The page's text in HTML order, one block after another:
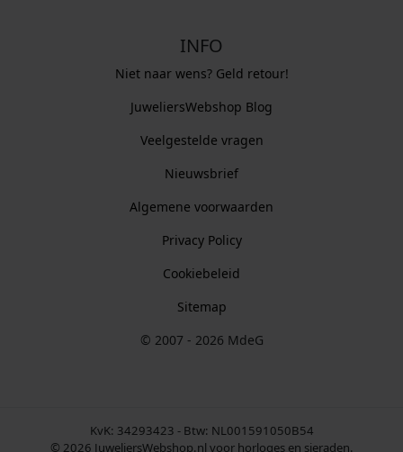
INFO
Niet naar wens? Geld retour!
JuweliersWebshop Blog
Veelgestelde vragen
Nieuwsbrief
Algemene voorwaarden
Privacy Policy
Cookiebeleid
Sitemap
© 2007 - 2026 MdeG
KvK: 34293423 - Btw: NL001591050B54
© 2026 JuweliersWebshop.nl voor horloges en sieraden.